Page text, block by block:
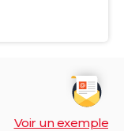
Voir un exemple